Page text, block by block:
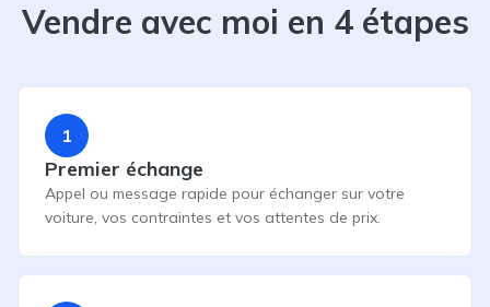
Vendre avec moi en 4 étapes
1
Premier échange
Appel ou message rapide pour échanger sur votre
voiture, vos contraintes et vos attentes de prix.